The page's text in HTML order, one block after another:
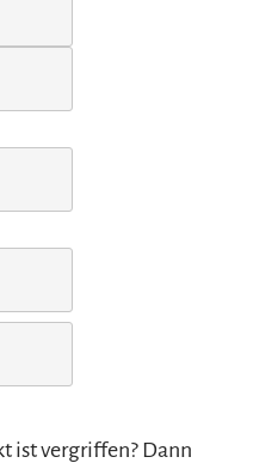
ist vergriffen? Dann